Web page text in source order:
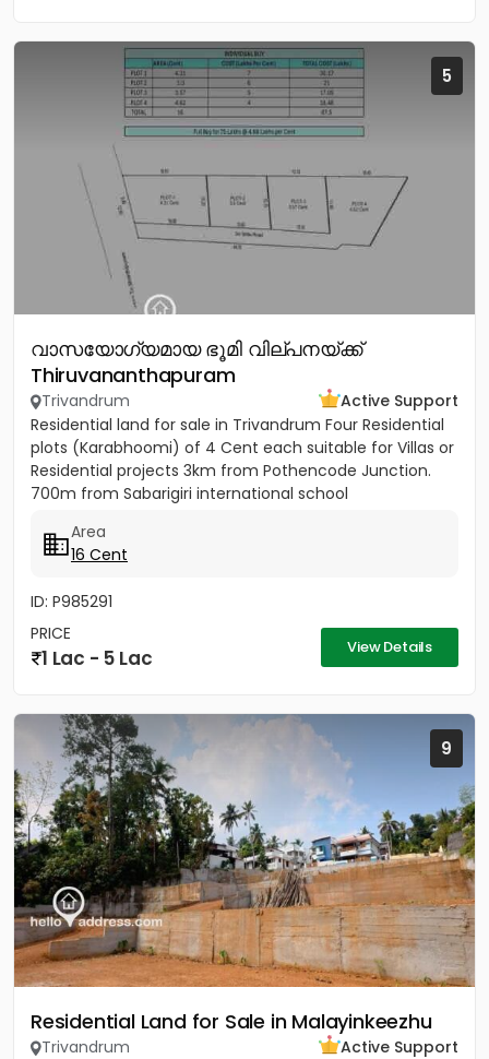
5
വാസയോഗ്യമായ ഭൂമി വില്പനയ്ക്ക്
Thiruvananthapuram
Trivandrum
Active Support
Residential land for sale in Trivandrum Four Residential
plots (Karabhoomi) of 4 Cent each suitable for Villas or
Residential projects 3km from Pothencode Junction.
700m from Sabarigiri international school
Area
16 Cent
ID: P985291
PRICE
1 Lac - 5 Lac View Details
9
Residential Land for Sale in Malayinkeezhu
Trivandrum
Active Support